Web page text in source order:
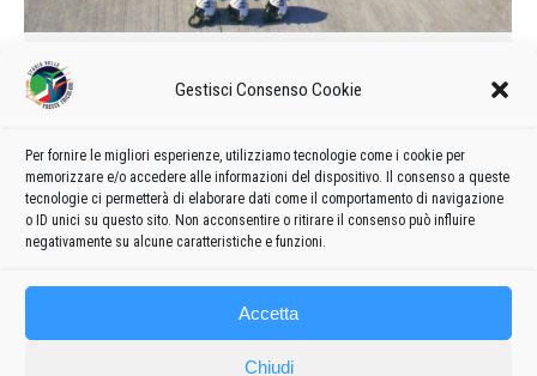
Gestisci Consenso Cookie
Per fornire le migliori esperienze, utilizziamo tecnologie come i cookie per
memorizzare e/o accedere alle informazioni del dispositivo. Il consenso a queste
tecnologie ci permetterà di elaborare dati come il comportamento di navigazione
o ID unici su questo sito. Non acconsentire o ritirare il consenso può influire
negativamente su alcune caratteristiche e funzioni.
Accetta
Chiudi
Calendario delle manifestazioni e
formazione del 1987
Formazione e calendario 1987 delle manifestazioni delle
Frecce Tricolori